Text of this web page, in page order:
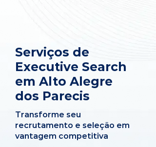
Serviços de
Executive Search
em Alto Alegre
dos Parecis
Transforme seu
recrutamento e seleção em
vantagem competitiva